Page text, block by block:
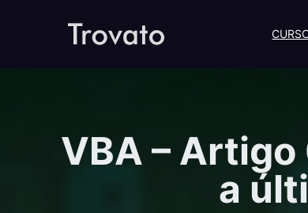
VBA –
a